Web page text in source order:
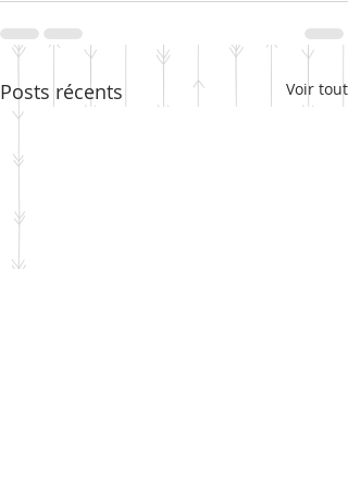
Posts récents Voir tout